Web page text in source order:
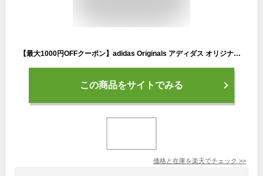
【最大1000円OFFクーポン】adidas Originals アディダス オリジナルス スーパースター スニーカー レディース SUPERSTAR W ホワイト 白 FX7565
この商品をサイトでみる
価格と在庫を楽天でチェック >>